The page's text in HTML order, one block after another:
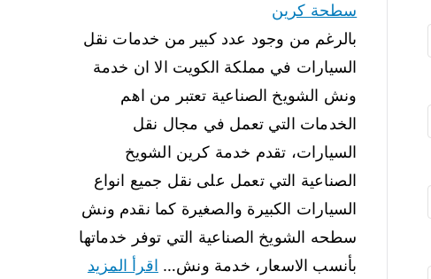
سطحة كرين
بالرغم من وجود عدد كبير من خدمات نقل
السيارات في مملكة الكويت الا ان خدمة
ونش الشويخ الصناعية تعتبر من اهم
الخدمات التي تعمل في مجال نقل
السيارات، تقدم خدمة كرين الشويخ
الصناعية التي تعمل على نقل جميع انواع
السيارات الكبيرة والصغيرة كما نقدم ونش
سطحه الشويخ الصناعية التي توفر خدماتها
بأنسب الاسعار، خدمة ونش… اقرأ المزيد